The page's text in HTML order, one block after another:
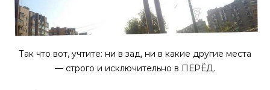
Так что вот, учтите: ни в зад, ни в какие другие места
— строго и исключительно в ПЕРЁД.